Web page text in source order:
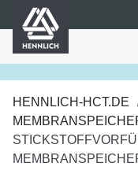
springen
HENNLICH-HCT.DE